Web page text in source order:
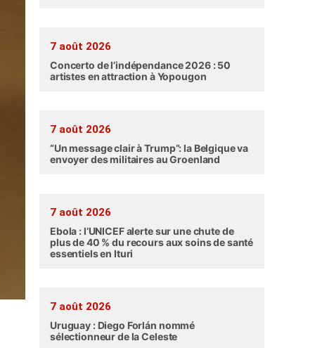
7 août 2026
Concerto de l’indépendance 2026 : 50
artistes en attraction à Yopougon
7 août 2026
“Un message clair à Trump”: la Belgique va
envoyer des militaires au Groenland
7 août 2026
Ebola : l’UNICEF alerte sur une chute de
plus de 40 % du recours aux soins de santé
essentiels en Ituri
7 août 2026
Uruguay : Diego Forlán nommé
sélectionneur de la Celeste